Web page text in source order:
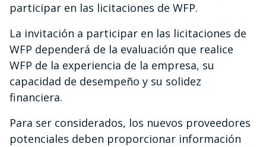
participar en las licitaciones de WFP.
La invitación a participar en las licitaciones de
WFP dependerá de la evaluación que realice
WFP de la experiencia de la empresa, su
capacidad de desempeño y su solidez
financiera.
Para ser considerados, los nuevos proveedores
potenciales deben proporcionar información